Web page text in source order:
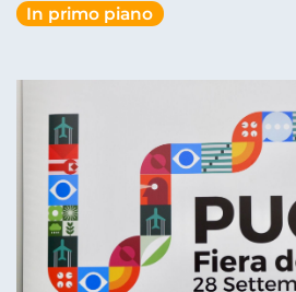
In primo piano